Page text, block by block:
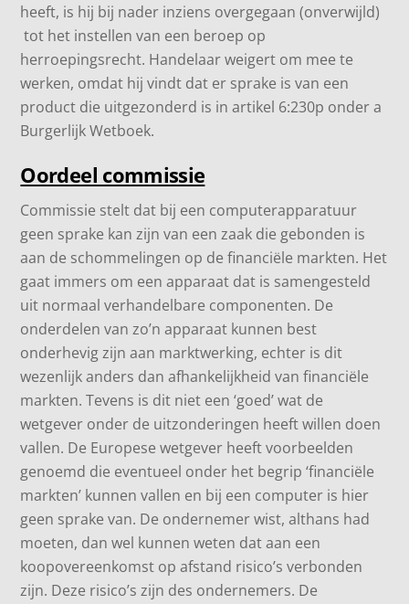
heeft, is hij bij nader inziens overgegaan (onverwijld)
tot het instellen van een beroep op
herroepingsrecht. Handelaar weigert om mee te
werken, omdat hij vindt dat er sprake is van een
product die uitgezonderd is in artikel 6:230p onder a
Burgerlijk Wetboek.
Oordeel commissie
Commissie stelt dat bij een computerapparatuur
geen sprake kan zijn van een zaak die gebonden is
aan de schommelingen op de financiële markten. Het
gaat immers om een apparaat dat is samengesteld
uit normaal verhandelbare componenten. De
onderdelen van zo’n apparaat kunnen best
onderhevig zijn aan marktwerking, echter is dit
wezenlijk anders dan afhankelijkheid van financiële
markten. Tevens is dit niet een ‘goed’ wat de
wetgever onder de uitzonderingen heeft willen doen
vallen. De Europese wetgever heeft voorbeelden
genoemd die eventueel onder het begrip ‘financiële
markten’ kunnen vallen en bij een computer is hier
geen sprake van. De ondernemer wist, althans had
moeten, dan wel kunnen weten dat aan een
koopovereenkomst op afstand risico’s verbonden
zijn. Deze risico’s zijn des ondernemers. De